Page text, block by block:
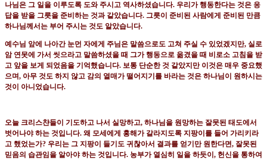
나님은 그 일을 이루도록 도와 주시고 역사하셨습니다. 우리가 행동한다는 것은 응
답을 받을 그릇을 준비하는 것과 같았습니다. 그릇이 준비된 사람에게 준비된 만큼
하나님께서는 부어 주시는 것도 알았습니다.
예수님 앞에 나아간 눈먼 자에게 주님은 말씀으로도 고쳐 주실 수 있었겠지만, 실로
암 연못에 가서 씻으라고 말씀하셨을 때 그가 행동으로 옮겼을 때 비로소 고침을 받
고 앞을 보게 되었음을 기억했습니다. 보통 단순한 것 같았지만 이것은 매우 중요했
으며, 아무 것도 하지 않고 감의 열매가 떨어지기를 바라는 것은 하나님이 원하시는
것이 아니었습니다.
오늘 크리스챤들이 기도하고 나서 실망하고, 하나님을 원망하는 잘못된 태도에서
벗어나야 하는 것입니다. 왜 모세에게 홍해가 갈라지도록 지팡이를 들어 가리키라
고 했었는가? 우리는 그 지팡이 들기도 귀찮아서 결과를 얻기만 원한다면, 잘못된
믿음의 습관임을 알아야 하는 것입니다. 농부가 열심히 일을 하듯이 , 헌신을 통하여